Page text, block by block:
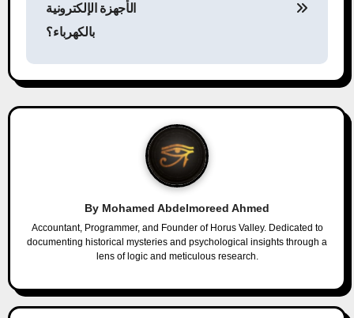
n
a
a
i
الأجهزة الإلكترونية
بالكهرباء؟
By Mohamed Abdelmoreed Ahmed
Accountant, Programmer, and Founder of Horus Valley. Dedicated to
documenting historical mysteries and psychological insights through a
lens of logic and meticulous research.